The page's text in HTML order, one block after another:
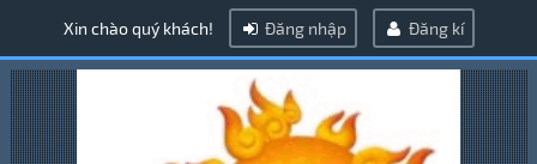
Xin chào quý khách! Đăng nhập Đăng kí